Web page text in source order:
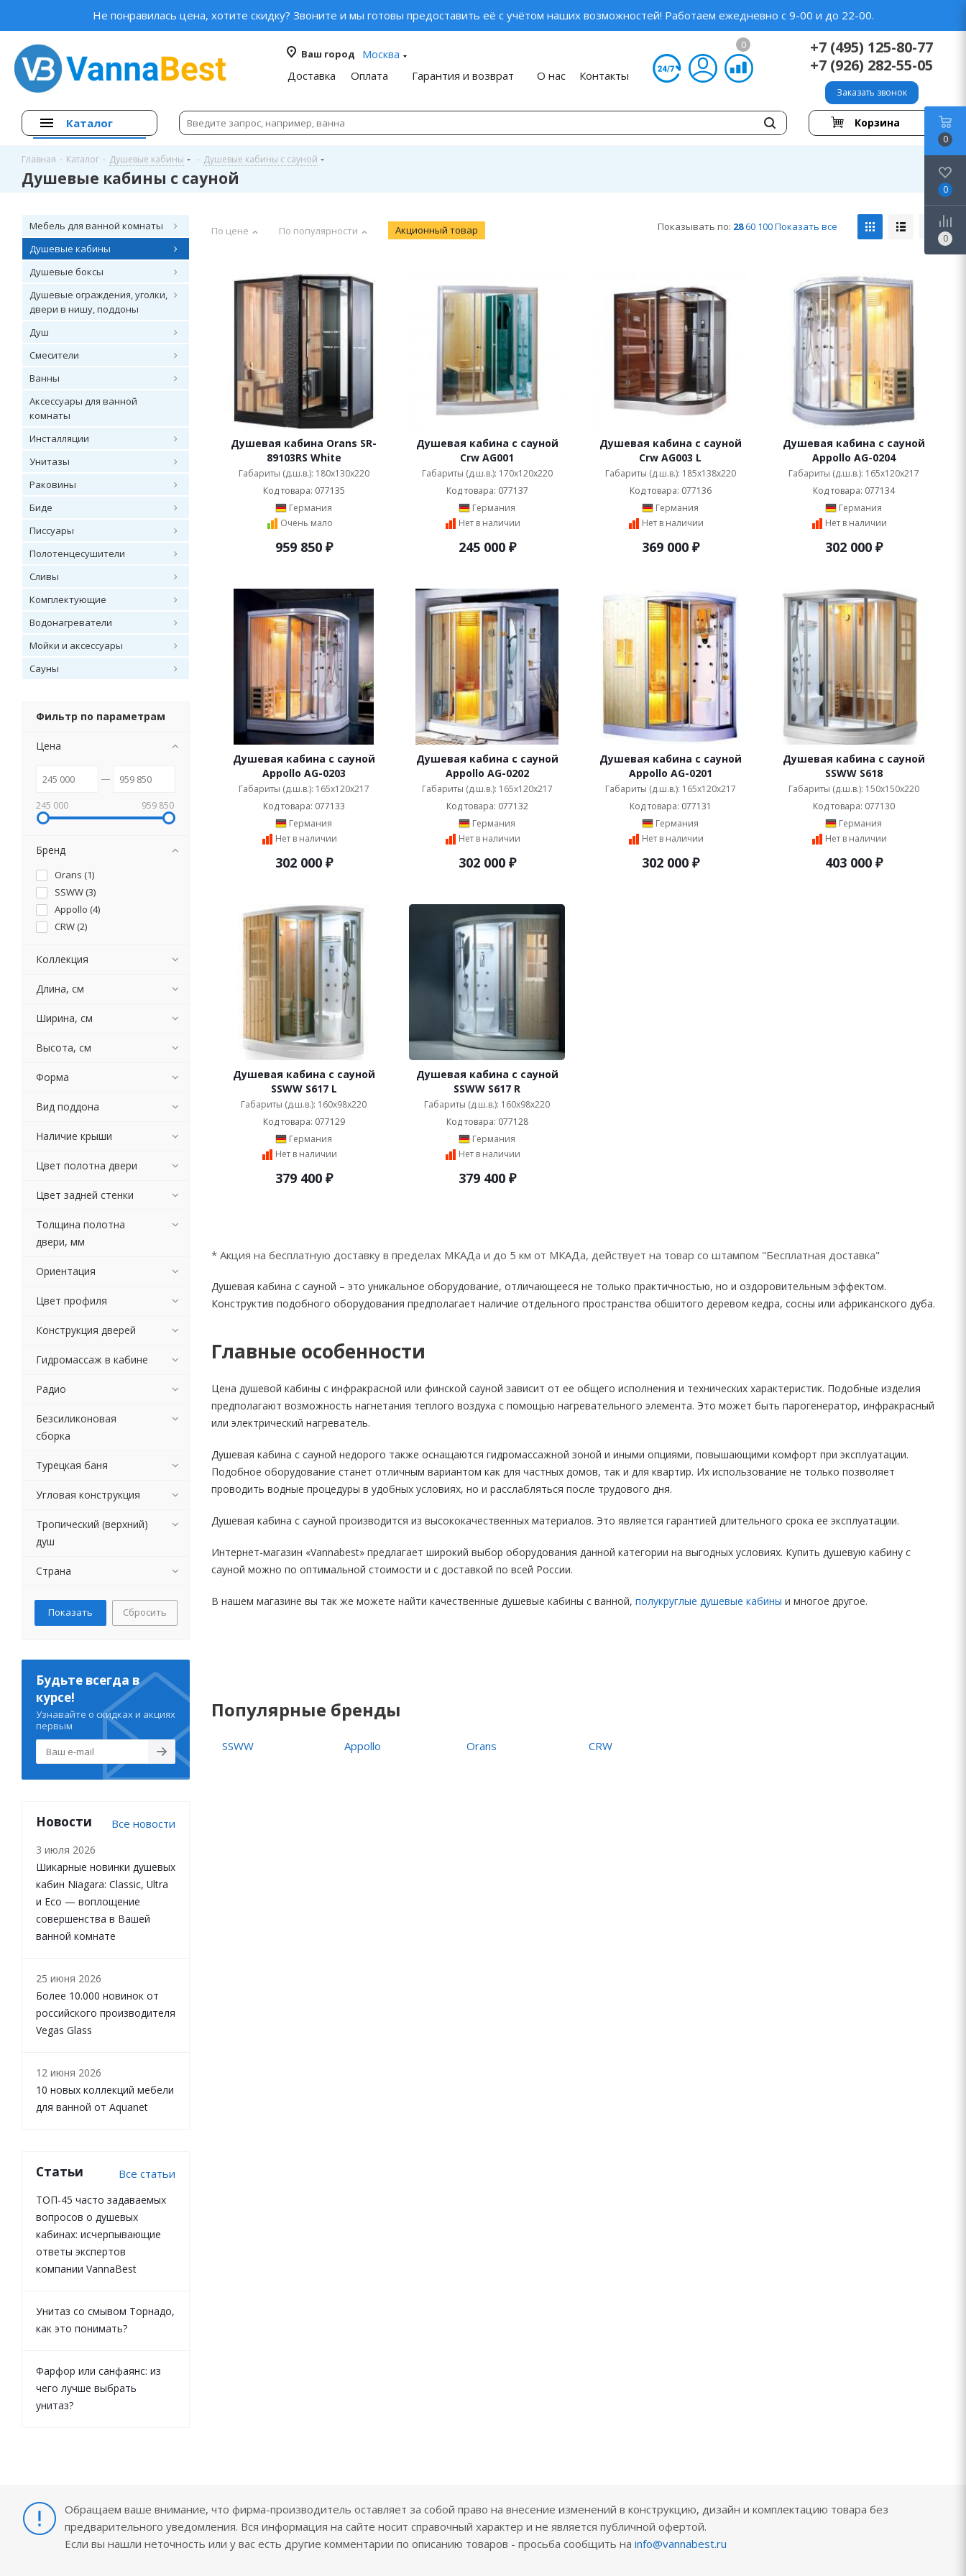
Не понравилась цена, хотите скидку? Звоните и мы готовы предоставить её с учётом наших возможностей! Работаем ежедневно с 9-00 и до 22-00.
Ваш город
Москва
Доставка
Оплата Гарантия и возврат О нас Контакты
0
+7 (495) 125-80-77
+7 (926) 282-55-05
Заказать звонок
Каталог Корзина
Главная - Каталог - Душевые кабины - Душевые кабины с сауной
Душевые кабины с сауной
По цене По популярности Акционный товар Показывать по: 28 60 100Показать все
Душевая кабина Orans SR-
89103RS White
Габариты (д.ш.в.): 180x130x220
Код товара: 077135
Германия
Очень мало
959 850₽
Душевая кабина с сауной
Crw AG001
Габариты (д.ш.в.): 170x120x220
Код товара: 077137
Германия
Нет в наличии
245 000₽
Душевая кабина с сауной
Crw AG003 L
Габариты (д.ш.в.): 185x138x220
Код товара: 077136
Германия
Нет в наличии
369 000₽
Душевая кабина с сауной
Appollo AG-0204
Габариты (д.ш.в.): 165x120x217
Код товара: 077134
Германия
Нет в наличии
302 000₽
Душевая кабина с сауной
Appollo AG-0203
Габариты (д.ш.в.): 165x120x217
Код товара: 077133
Германия
Нет в наличии
302 000₽
Душевая кабина с сауной
Appollo AG-0202
Габариты (д.ш.в.): 165x120x217
Код товара: 077132
Германия
Нет в наличии
302 000₽
Душевая кабина с сауной
Appollo AG-0201
Габариты (д.ш.в.): 165x120x217
Код товара: 077131
Германия
Нет в наличии
302 000₽
Душевая кабина с сауной
SSWW S618
Габариты (д.ш.в.): 150x150x220
Код товара: 077130
Германия
Нет в наличии
403 000₽
Душевая кабина с сауной
SSWW S617 L
Габариты (д.ш.в.): 160x98x220
Код товара: 077129
Германия
Нет в наличии
379 400₽
Душевая кабина с сауной
SSWW S617 R
Габариты (д.ш.в.): 160x98x220
Код товара: 077128
Германия
Нет в наличии
379 400₽
* Акция на бесплатную доставку в пределах МКАДа и до 5 км от МКАДа, действует на товар со штампом "Бесплатная доставка"
Душевая кабина с сауной – это уникальное оборудование, отличающееся не только практичностью, но и оздоровительным эффектом.
Конструктив подобного оборудования предполагает наличие отдельного пространства обшитого деревом кедра, сосны или африканского дуба.
Главные особенности
Цена душевой кабины с инфракрасной или финской сауной зависит от ее общего исполнения и технических характеристик. Подобные изделия
предполагают возможность нагнетания теплого воздуха с помощью нагревательного элемента. Это может быть парогенератор, инфракрасный
или электрический нагреватель.
Душевая кабина с сауной недорого также оснащаются гидромассажной зоной и иными опциями, повышающими комфорт при эксплуатации.
Подобное оборудование станет отличным вариантом как для частных домов, так и для квартир. Их использование не только позволяет
проводить водные процедуры в удобных условиях, но и расслабляться после трудового дня.
Душевая кабина с сауной производится из высококачественных материалов. Это является гарантией длительного срока ее эксплуатации.
Интернет-магазин «Vannabest» предлагает широкий выбор оборудования данной категории на выгодных условиях. Купить душевую кабину с
сауной можно по оптимальной стоимости и с доставкой по всей России.
В нашем магазине вы так же можете найти качественные душевые кабины с ванной, полукруглые душевые кабины и многое другое.
Популярные бренды
SSWW Appollo Orans CRW
Мебель для ванной комнаты
Душевые кабины
Душевые боксы
Душевые ограждения, уголки,
двери в нишу, поддоны
Душ
Смесители
Ванны
Аксессуары для ванной
комнаты
Инсталляции
Унитазы
Раковины
Биде
Писсуары
Полотенцесушители
Сливы
Комплектующие
Водонагреватели
Мойки и аксессуары
Сауны
Фильтр по параметрам
Цена
245 000 959 850
Бренд
Orans (1)
SSWW (3)
Appollo (4)
CRW (2)
Коллекция
Длина, см
Ширина, см
Высота, см
Форма
Вид поддона
Наличие крыши
Цвет полотна двери
Цвет задней стенки
Толщина полотна
двери, мм
Ориентация
Цвет профиля
Конструкция дверей
Гидромассаж в кабине
Радио
Безсиликоновая
сборка
Турецкая баня
Угловая конструкция
Тропический (верхний)
душ
Страна
Сбросить
Будьте всегда в
курсе!
Узнавайте о скидках и акциях
первым
Новости Все новости
3 июля 2026
Шикарные новинки душевых
кабин Niagara: Classic, Ultra
и Eco — воплощение
совершенства в Вашей
ванной комнате
25 июня 2026
Более 10.000 новинок от
российского производителя
Vegas Glass
12 июня 2026
10 новых коллекций мебели
для ванной от Aquanet
Статьи Все статьи
ТОП-45 часто задаваемых
вопросов о душевых
кабинах: исчерпывающие
ответы экспертов
компании VannaBest
Унитаз со смывом Торнадо,
как это понимать?
Фарфор или санфаянс: из
чего лучше выбрать
унитаз?
Обращаем ваше внимание, что фирма-производитель оставляет за собой право на внесение изменений в конструкцию, дизайн и комплектацию товара без
предварительного уведомления. Вся информация на сайте носит справочный характер и не является публичной офертой.
Если вы нашли неточность или у вас есть другие комментарии по описанию товаров - просьба сообщить на info@vannabest.ru
0
0
0